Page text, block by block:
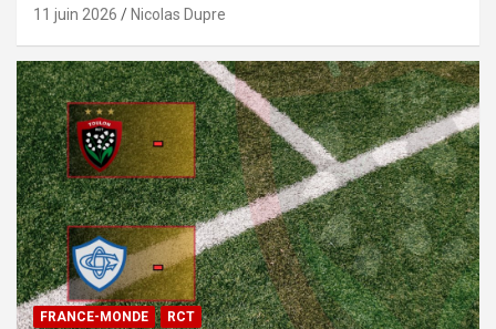
11 juin 2026 Nicolas Dupre
FRANCE-MONDE RCT